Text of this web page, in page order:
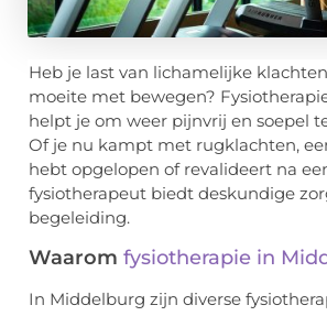
Heb je last van lichamelijke
moeite met bewegen?
helpt je om weer pijnvrij en soepel
Of je nu kampt met rugklachten,
hebt opgelopen of revalideert na
fysiotherapeut biedt deskundige
begeleiding.
Waarom fysiotherapie in
In Middelburg zijn diverse